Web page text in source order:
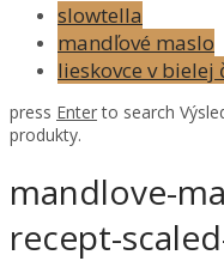
slowtella
mandľové maslo
lieskovce v
press Enterto search
produkty.
mandlove-
recept-